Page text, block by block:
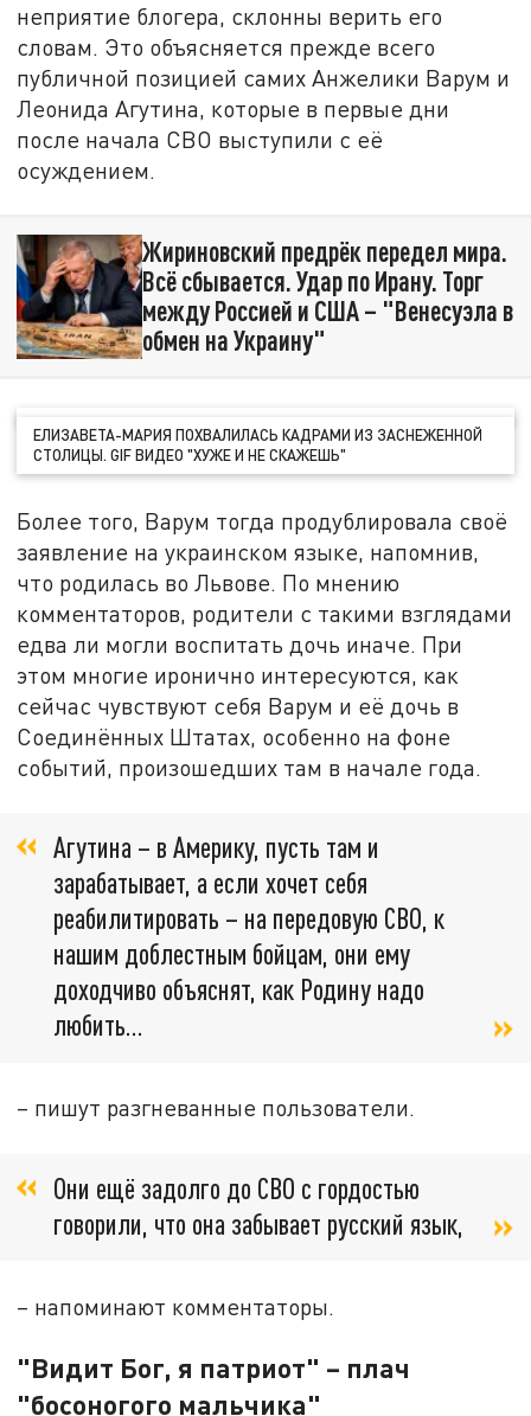
неприятие блогера, склонны верить его
словам. Это объясняется прежде всего
публичной позицией самих Анжелики Варум и
Леонида Агутина, которые в первые дни
после начала СВО выступили с её
осуждением.
Жириновский предрёк передел мира.
Всё сбывается. Удар по Ирану. Торг
между Россией и США – "Венесуэла в
обмен на Украину"
ЕЛИЗАВЕТА-МАРИЯ ПОХВАЛИЛАСЬ КАДРАМИ ИЗ ЗАСНЕЖЕННОЙ
СТОЛИЦЫ. GIF ВИДЕО "ХУЖЕ И НЕ СКАЖЕШЬ"
Более того, Варум тогда продублировала своё
заявление на украинском языке, напомнив,
что родилась во Львове. По мнению
комментаторов, родители с такими взглядами
едва ли могли воспитать дочь иначе. При
этом многие иронично интересуются, как
сейчас чувствуют себя Варум и её дочь в
Соединённых Штатах, особенно на фоне
событий, произошедших там в начале года.
Агутина – в Америку, пусть там и
зарабатывает, а если хочет себя
реабилитировать – на передовую СВО, к
нашим доблестным бойцам, они ему
доходчиво объяснят, как Родину надо
любить...
– пишут разгневанные пользователи.
Они ещё задолго до СВО с гордостью
говорили, что она забывает русский язык,
– напоминают комментаторы.
"Видит Бог, я патриот" – плач
"босоногого мальчика"